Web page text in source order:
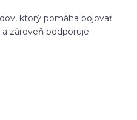
ktorý pomáha bojovať
zároveň podporuje